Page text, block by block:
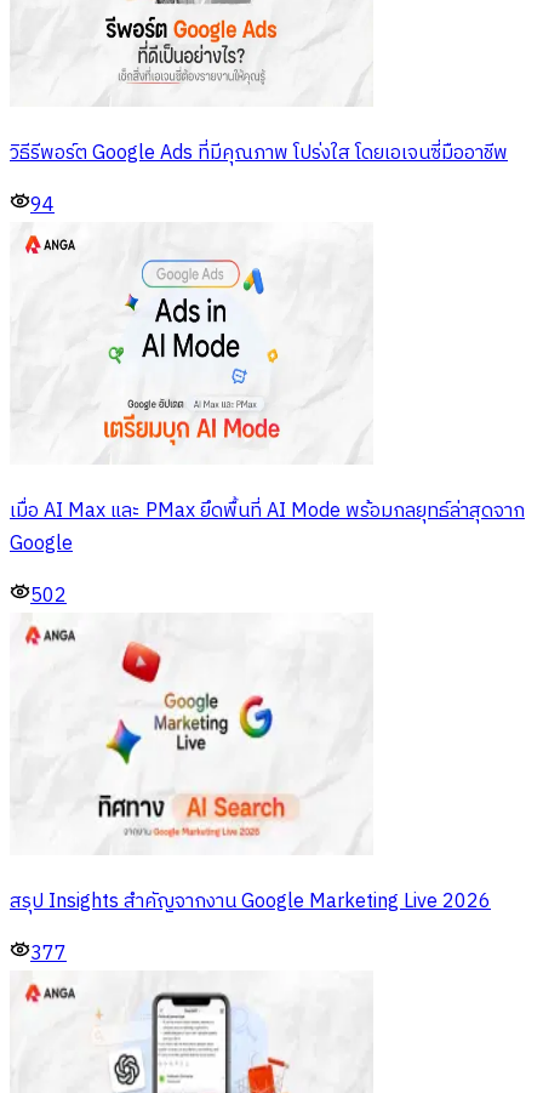
วิธีรีพอร์ต Google Ads ที่มีคุณภาพ โปร่งใส โดยเอเจนซี่มืออาชีพ
94
เมื่อ AI Max และ PMax ยึดพื้นที่ AI Mode พร้อมกลยุทธ์ล่าสุดจาก
Google
502
สรุป Insights สำคัญจากงาน Google Marketing Live 2026
377